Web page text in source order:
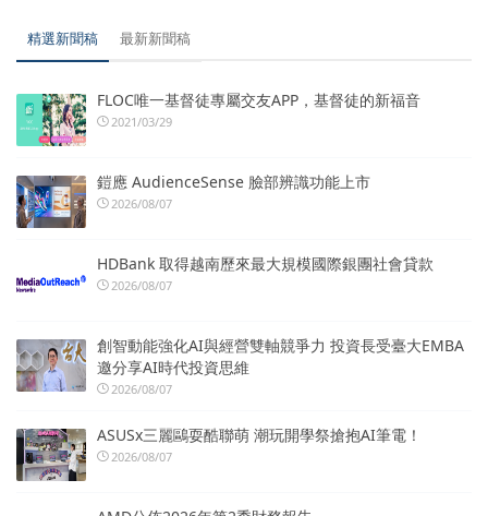
精選新聞稿 最新新聞稿
FLOC唯一基督徒專屬交友APP，基督徒的新福音
2021/03/29
鎧應 AudienceSense 臉部辨識功能上市
2026/08/07
HDBank 取得越南歷來最大規模國際銀團社會貸款
2026/08/07
創智動能強化AI與經營雙軸競爭力 投資長受臺大EMBA
邀分享AI時代投資思維
2026/08/07
ASUSx三麗鷗耍酷聯萌 潮玩開學祭搶抱AI筆電！
2026/08/07